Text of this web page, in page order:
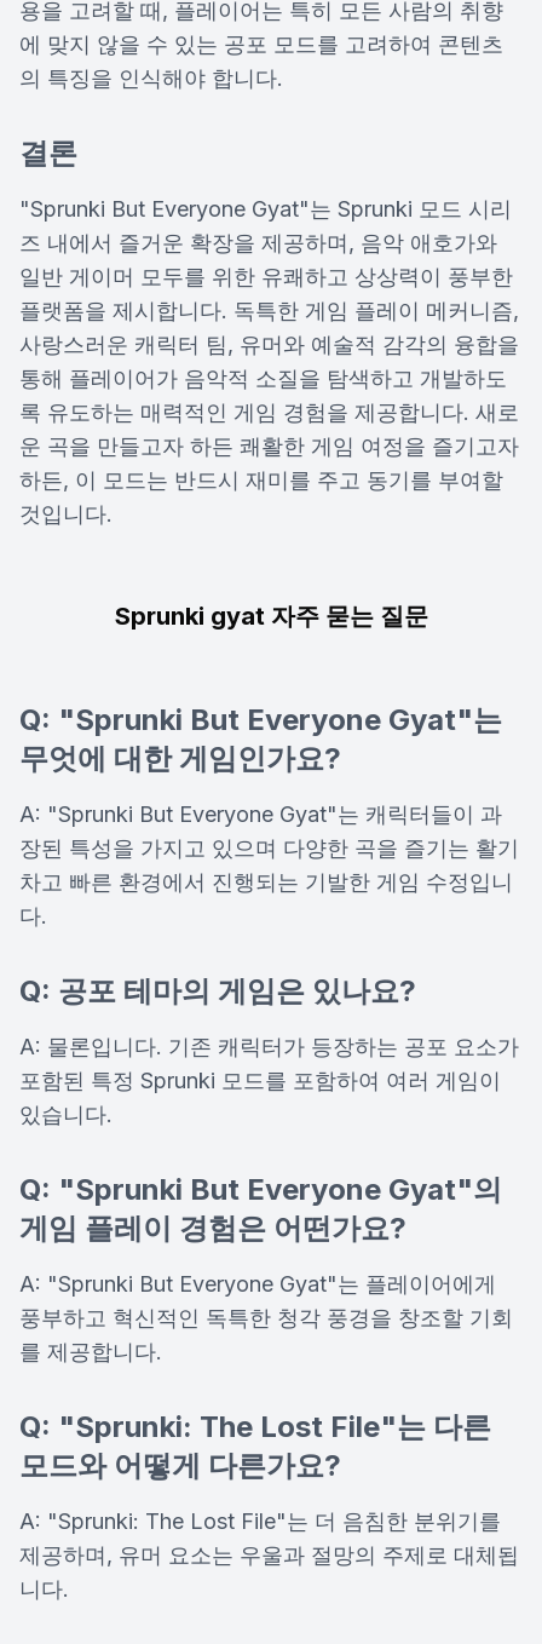
용을 고려할 때, 플레이어는 특히 모든 사람의 취향
에 맞지 않을 수 있는 공포 모드를 고려하여 콘텐츠
의 특징을 인식해야 합니다.
결론
"Sprunki But Everyone Gyat"는 Sprunki 모드 시리
즈 내에서 즐거운 확장을 제공하며, 음악 애호가와
일반 게이머 모두를 위한 유쾌하고 상상력이 풍부한
플랫폼을 제시합니다. 독특한 게임 플레이 메커니즘,
사랑스러운 캐릭터 팀, 유머와 예술적 감각의 융합을
통해 플레이어가 음악적 소질을 탐색하고 개발하도
록 유도하는 매력적인 게임 경험을 제공합니다. 새로
운 곡을 만들고자 하든 쾌활한 게임 여정을 즐기고자
하든, 이 모드는 반드시 재미를 주고 동기를 부여할
것입니다.
Sprunki gyat 자주 묻는 질문
Q: "Sprunki But Everyone Gyat"는
무엇에 대한 게임인가요?
A: "Sprunki But Everyone Gyat"는 캐릭터들이 과
장된 특성을 가지고 있으며 다양한 곡을 즐기는 활기
차고 빠른 환경에서 진행되는 기발한 게임 수정입니
다.
Q: 공포 테마의 게임은 있나요?
A: 물론입니다. 기존 캐릭터가 등장하는 공포 요소가
포함된 특정 Sprunki 모드를 포함하여 여러 게임이
있습니다.
Q: "Sprunki But Everyone Gyat"의
게임 플레이 경험은 어떤가요?
A: "Sprunki But Everyone Gyat"는 플레이어에게
풍부하고 혁신적인 독특한 청각 풍경을 창조할 기회
를 제공합니다.
Q: "Sprunki: The Lost File"는 다른
모드와 어떻게 다른가요?
A: "Sprunki: The Lost File"는 더 음침한 분위기를
제공하며, 유머 요소는 우울과 절망의 주제로 대체됩
니다.